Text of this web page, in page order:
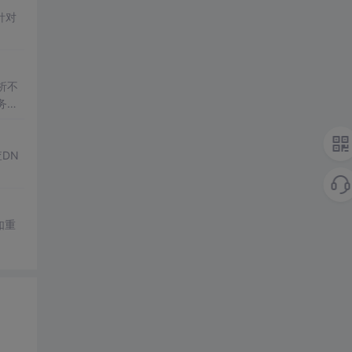
对
不
器
重